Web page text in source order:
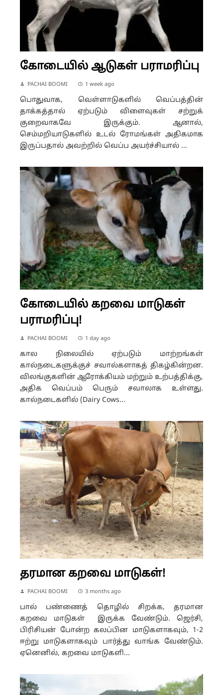
கோடையில் ஆடுகள் பராமரிப்பு
PACHAI BOOMI 1 week ago
பொதுவாக, வெள்ளாடுகளில் வெப்பத்தின்
தாக்கத்தால் ஏற்படும் விளைவுகள் சற்றுக்
குறைவாகவே இருக்கும். ஆனால்,
செம்மறியாடுகளில் உடல் ரோமங்கள் அதிகமாக
இருப்பதால் அவற்றில் வெப்ப அயர்ச்சியால் ...
கோடையில் கறவை மாடுகள்
பராமரிப்பு!
PACHAI BOOMI 1 day ago
கால நிலையில் ஏற்படும் மாற்றங்கள்
கால்நடைகளுக்குச் சவால்களாகத் திகழ்கின்றன.
விலங்குகளின் ஆரோக்கியம் மற்றும் உற்பத்திக்கு,
அதிக வெப்பம் பெரும் சவாலாக உள்ளது.
கால்நடைகளில் (Dairy Cows...
தரமான கறவை மாடுகள்!
PACHAI BOOMI 3 months ago
பால் பண்ணைத் தொழில் சிறக்க, தரமான
கறவை மாடுகள் இருக்க வேண்டும். ஜெர்சி,
பிரிசியன் போன்ற கலப்பின மாடுகளாகவும், 1-2
ஈற்று மாடுகளாகவும் பார்த்து வாங்க வேண்டும்.
ஏனெனில், கறவை மாடுகளி...